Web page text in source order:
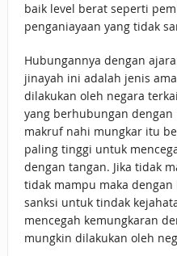
baik level berat seperti
penganiayaan yang tidak
Hubungannya dengan
jinayah ini adalah jenis
dilakukan oleh negara
yang berhubungan dengan
makruf nahi mungkar itu
paling tinggi untuk
dengan tangan. Jika tidak
tidak mampu maka
sanksi untuk tindak
mencegah kemungkaran
mungkin dilakukan oleh